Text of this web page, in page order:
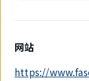
网站
https://